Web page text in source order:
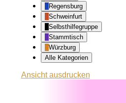
Regensburg
Schweinfurt
Selbsthilfegruppe
Stammtisch
Würzburg
Alle Kategorien
Ansichtausdrucken